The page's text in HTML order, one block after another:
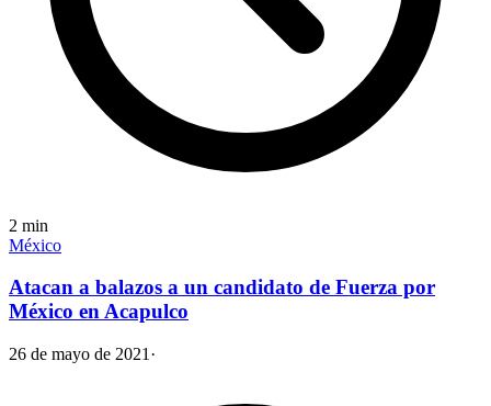
2 min
México
Atacan a balazos a un candidato de Fuerza por
México en Acapulco
26 de mayo de 2021 ·